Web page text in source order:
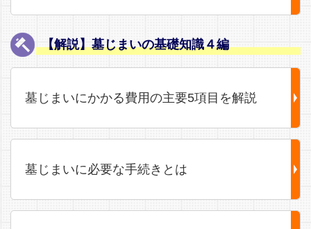
【解説】墓じまいの基礎知識４編
墓じまいにかかる費用の主要5項目を解説
墓じまいに必要な手続きとは